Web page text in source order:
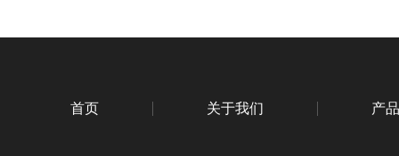
首页 关于我们 产